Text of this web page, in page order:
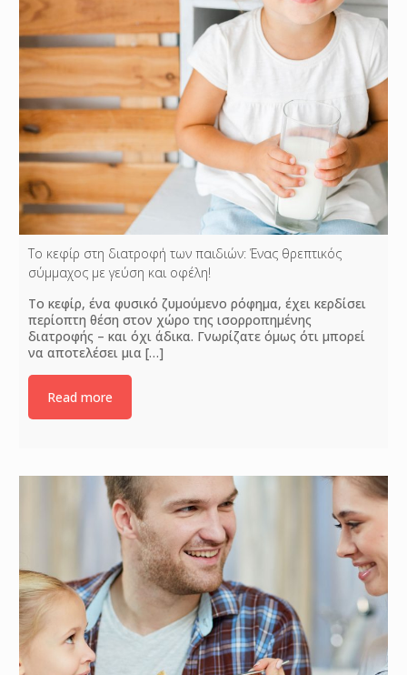
Το κεφίρ στη διατροφή των παιδιών: Ένας θρεπτικός
σύμμαχος με γεύση και οφέλη!
Το κεφίρ, ένα φυσικό ζυμούμενο ρόφημα, έχει κερδίσει
περίοπτη θέση στον χώρο της ισορροπημένης
διατροφής – και όχι άδικα. Γνωρίζατε όμως ότι μπορεί
να αποτελέσει μια[…]
Read more